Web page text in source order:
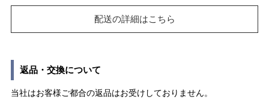
配送の詳細はこちら
返品・交換について
当社はお客様ご都合の返品はお受けしておりません。